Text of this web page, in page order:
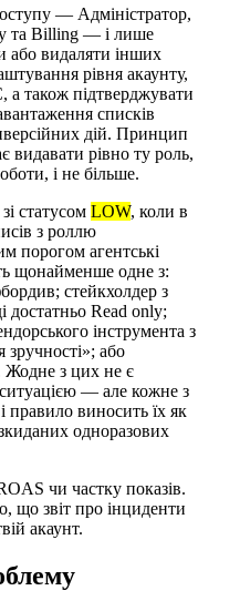
— Адміністратор,
та Billing — і лише
або видаляти інших
рівня акаунту,
а також підтверджувати
списків
дій. Принцип
видавати рівно ту роль,
і не більше.
статусом LOW, коли в
з роллю
порогом агентські
щонайменше одне з:
стейкхолдер з
достатньо Read only;
інструмента з
зручності»; або
Жодне з цих не є
— але кожне з
правило виносить їх як
одноразових
чи частку показів.
що звіт про інциденти
акаунт.